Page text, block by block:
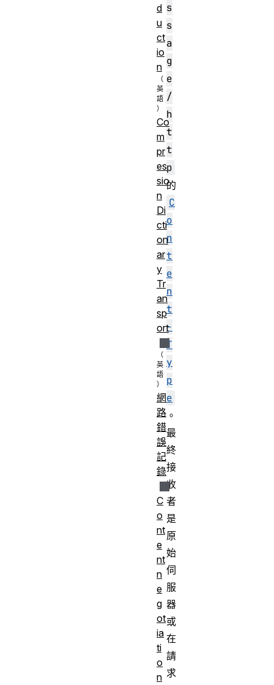
s
s
a
g
e
/
h
t
t
p
的
C
o
n
t
e
n
t
-
T
y
p
e
。
最
終
接
收
者
是
原
始
伺
服
器
或
在
請
求
d
u
ct
io
n
Co
m
pr
es
sio
n
Di
cti
on
ar
y
Tr
an
sp
ort
網
路
錯
誤
記
錄
C
o
nt
e
nt
n
e
g
ot
ia
ti
o
n